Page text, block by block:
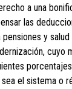
a una
las
y
cuyo
el sistema o